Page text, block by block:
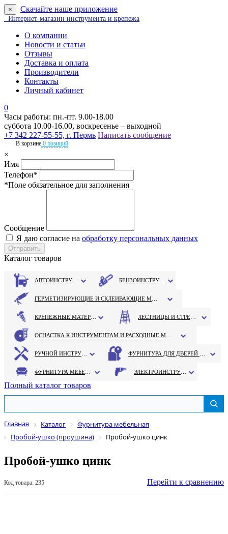
× Скачайте наше приложение
Интернет-магазин инструмента и крепежа
О компании
Новости и статьи
Отзывы
Доставка и оплата
Производители
Контакты
Личный кабинет
0
Часы работы: пн.-пт. 9.00-18.00
суббота 10.00-16.00, воскресенье – выходной
+7 342 227-55-55, г. Пермь Написать сообщение
В корзине 0 позиций
×
Имя
Телефон*
*Поле обязательное для заполнения
Сообщение
Я даю согласие на обработку персональных данных
Каталог товаров
Полный каталог товаров
Главная Каталог
Фурнитура мебельная
Пробой-ушко (проушина)
Пробой-ушко цинк
Пробой-ушко цинк
Код товара: 235 Перейти к сравнению